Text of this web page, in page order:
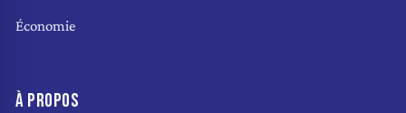
Économie
À PROPOS